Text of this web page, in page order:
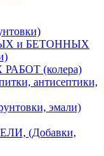
и БЕТОННЫХ
(колера)
антисептики,
эмали)
(Добавки,